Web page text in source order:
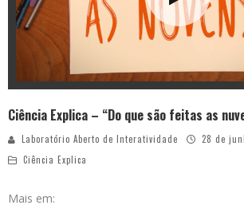
Ciência Explica – “Do que são feitas as
Laboratório Aberto de Interatividade
28 de
Ciência Explica
Mais em: